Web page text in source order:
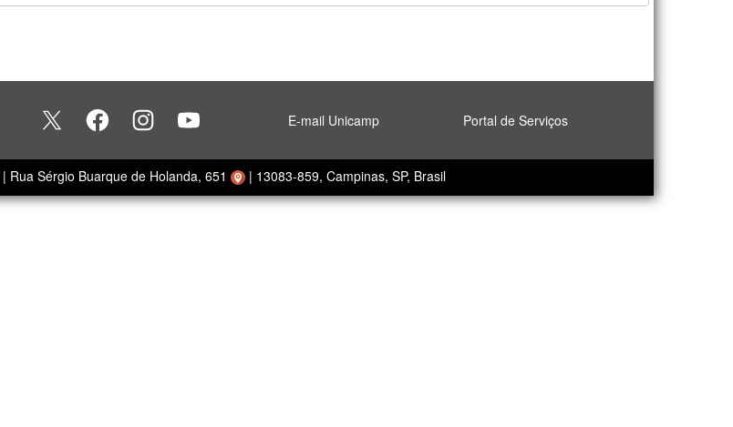
E-mail Unicamp Portal de Serviços
| Rua Sérgio Buarque de Holanda, 651 | 13083-859, Campinas, SP, Brasil